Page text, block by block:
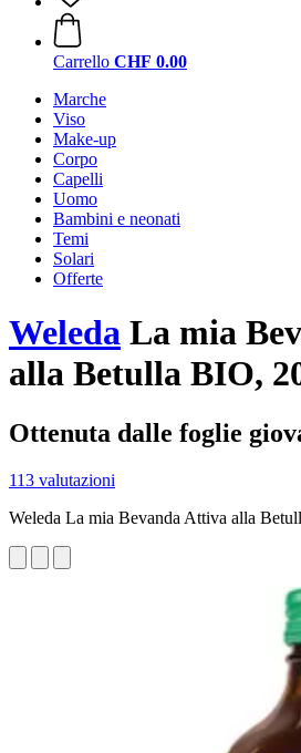
Carrello CHF 0.00
Marche
Viso
Make-up
Corpo
Capelli
Uomo
Bambini e neonati
Temi
Solari
Offerte
Weleda La mia
alla Betulla BIO,
Ottenuta dalle foglie
113 valutazioni
Weleda La mia Bevanda Attiva alla